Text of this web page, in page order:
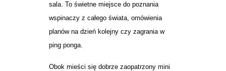
sala. To świetne miejsce do poznania
wspinaczy z całego świata, omówienia
planów na dzień kolejny czy zagrania w
ping ponga.
Obok mieści się dobrze zaopatrzony mini